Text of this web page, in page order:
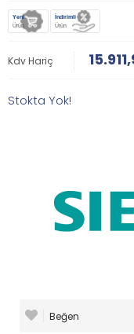
Yeni
Ürün
İndirimli
Ürün
Kdv Hariç
Stokta Yok!
Beğen